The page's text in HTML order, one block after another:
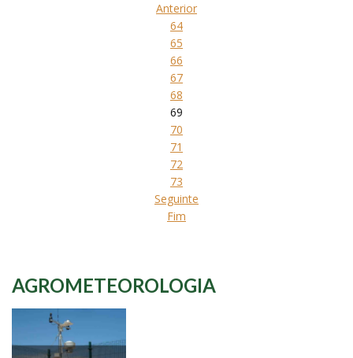
Anterior
64
65
66
67
68
69
70
71
72
73
Seguinte
Fim
AGROMETEOROLOGIA